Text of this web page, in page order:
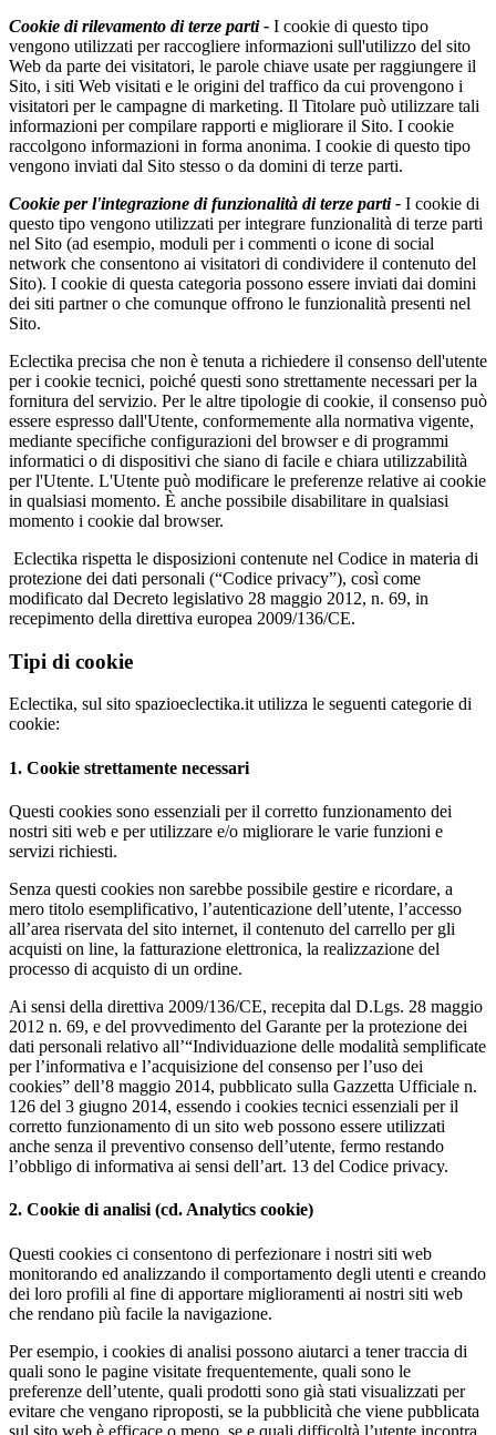
Cookie di rilevamento di terze parti - I cookie di questo tipo
vengono utilizzati per raccogliere informazioni sull'utilizzo del sito
Web da parte dei visitatori, le parole chiave usate per raggiungere il
Sito, i siti Web visitati e le origini del traffico da cui provengono i
visitatori per le campagne di marketing. Il Titolare può utilizzare tali
informazioni per compilare rapporti e migliorare il Sito. I cookie
raccolgono informazioni in forma anonima. I cookie di questo tipo
vengono inviati dal Sito stesso o da domini di terze parti.
Cookie per l'integrazione di funzionalità di terze parti - I cookie di
questo tipo vengono utilizzati per integrare funzionalità di terze parti
nel Sito (ad esempio, moduli per i commenti o icone di social
network che consentono ai visitatori di condividere il contenuto del
Sito). I cookie di questa categoria possono essere inviati dai domini
dei siti partner o che comunque offrono le funzionalità presenti nel
Sito.
Eclectika precisa che non è tenuta a richiedere il consenso dell'utente
per i cookie tecnici, poiché questi sono strettamente necessari per la
fornitura del servizio. Per le altre tipologie di cookie, il consenso può
essere espresso dall'Utente, conformemente alla normativa vigente,
mediante specifiche configurazioni del browser e di programmi
informatici o di dispositivi che siano di facile e chiara utilizzabilità
per l'Utente. L'Utente può modificare le preferenze relative ai cookie
in qualsiasi momento. È anche possibile disabilitare in qualsiasi
momento i cookie dal browser.
Eclectika rispetta le disposizioni contenute nel Codice in materia di
protezione dei dati personali (“Codice privacy”), così come
modificato dal Decreto legislativo 28 maggio 2012, n. 69, in
recepimento della direttiva europea 2009/136/CE.
Tipi di cookie
Eclectika, sul sito spazioeclectika.it utilizza le seguenti categorie di
cookie:
1. Cookie strettamente necessari
Questi cookies sono essenziali per il corretto funzionamento dei
nostri siti web e per utilizzare e/o migliorare le varie funzioni e
servizi richiesti.
Senza questi cookies non sarebbe possibile gestire e ricordare, a
mero titolo esemplificativo, l’autenticazione dell’utente, l’accesso
all’area riservata del sito internet, il contenuto del carrello per gli
acquisti on line, la fatturazione elettronica, la realizzazione del
processo di acquisto di un ordine.
Ai sensi della direttiva 2009/136/CE, recepita dal D.Lgs. 28 maggio
2012 n. 69, e del provvedimento del Garante per la protezione dei
dati personali relativo all’“Individuazione delle modalità semplificate
per l’informativa e l’acquisizione del consenso per l’uso dei
cookies” dell’8 maggio 2014, pubblicato sulla Gazzetta Ufficiale n.
126 del 3 giugno 2014, essendo i cookies tecnici essenziali per il
corretto funzionamento di un sito web possono essere utilizzati
anche senza il preventivo consenso dell’utente, fermo restando
l’obbligo di informativa ai sensi dell’art. 13 del Codice privacy.
2. Cookie di analisi (cd. Analytics cookie)
Questi cookies ci consentono di perfezionare i nostri siti web
monitorando ed analizzando il comportamento degli utenti e creando
dei loro profili al fine di apportare miglioramenti ai nostri siti web
che rendano più facile la navigazione.
Per esempio, i cookies di analisi possono aiutarci a tener traccia di
quali sono le pagine visitate frequentemente, quali sono le
preferenze dell’utente, quali prodotti sono già stati visualizzati per
evitare che vengano riproposti, se la pubblicità che viene pubblicata
sul sito web è efficace o meno, se e quali difficoltà l’utente incontra